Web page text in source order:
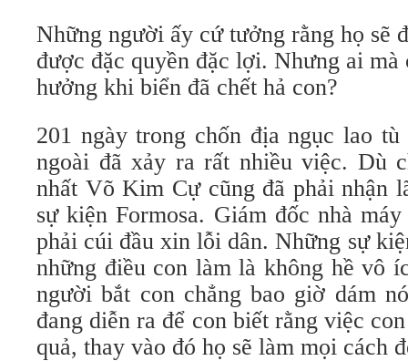
Những người ấy cứ tưởng rằng họ sẽ
được đặc quyền đặc lợi. Nhưng ai mà
hưởng khi biển đã chết hả con?
201 ngày trong chốn địa ngục lao
ngoài đã xảy ra rất nhiều việc. Dù
nhất Võ Kim Cự cũng đã phải nhận
sự kiện Formosa. Giám đốc nhà
phải cúi đầu xin lỗi dân. Những sự
những điều con làm là không hề vô
người bắt con chẳng bao giờ dám
đang diễn ra để con biết rằng việc
quả, thay vào đó họ sẽ làm mọi cách